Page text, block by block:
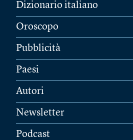
Dizionario italiano
Oroscopo
Pubblicità
Paesi
Autori
Newsletter
Podcast